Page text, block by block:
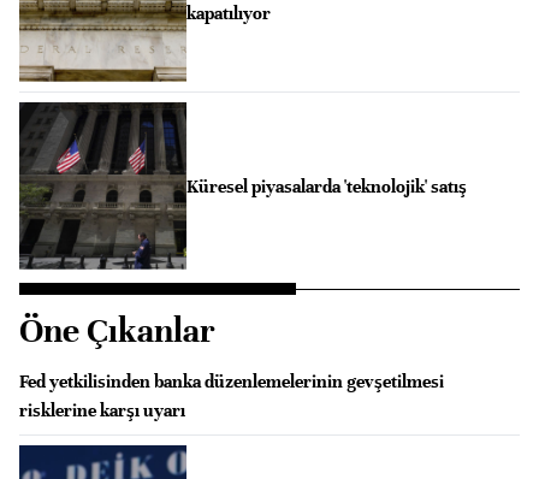
kapatılıyor
Küresel piyasalarda 'teknolojik' satış
Öne Çıkanlar
Fed yetkilisinden banka düzenlemelerinin gevşetilmesi
risklerine karşı uyarı